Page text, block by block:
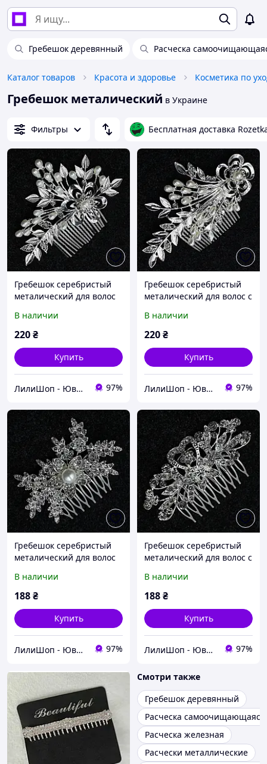
Гребешок деревянный Расческа
Каталог товаров Красота и здоровье Косметика по
Гребешок металический в Украине
Фильтры Бесплатная доставка
Гребешок серебристый
металический для волос
жемчужиной большой
цветочек размер 13х9 см
В наличии
220₴
Купить
ЛилиШоп - Ювелирные украшения и аксессуары, подарочная упаковка 97%
Гребешок серебристый
металический для волос с
жемчужиной цветочек
лепестки размер 13х9см
В наличии
220₴
Купить
ЛилиШоп - Ювелирные украшения и аксессуары, подарочная упаковка 97%
Гребешок серебристый
металический для волос
жемчужиной цветочек
лепестки размер 10х4 см
В наличии
188₴
Купить
ЛилиШоп - Ювелирные украшения и аксессуары, подарочная упаковка 97%
Гребешок серебристый
металический для волос с
бабочками размер 10х4
см на 10 зубьев
В наличии
188₴
Купить
ЛилиШоп - Ювелирные украшения и аксессуары, подарочная упаковка 97%
Смотри также
Гребешок деревянный
Расческа самоочищающаяся
Расческа железная
Расчески металлические